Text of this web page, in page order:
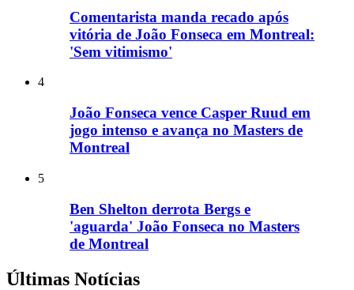
Comentarista manda recado após
vitória de João Fonseca em Montreal:
'Sem vitimismo'
4
João Fonseca vence Casper Ruud em
jogo intenso e avança no Masters de
Montreal
5
Ben Shelton derrota Bergs e
'aguarda' João Fonseca no Masters
de Montreal
Últimas Notícias